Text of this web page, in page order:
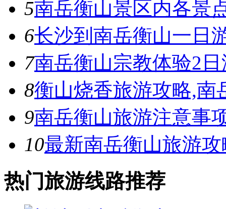
5南岳衡山景区内各景
6长沙到南岳衡山一日
7南岳衡山宗教体验2
8衡山烧香旅游攻略,南
9南岳衡山旅游注意事
10最新南岳衡山旅游
热门旅游线路推荐